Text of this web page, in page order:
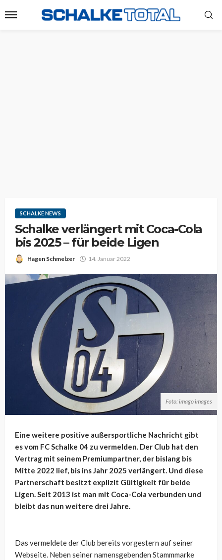
SCHALKE NEWS
Schalke verlängert mit Coca-Cola
bis 2025 – für beide Ligen
Hagen Schmelzer 14. Januar 2022
Foto: imago images
Eine weitere positive außersportliche Nachricht gibt
es vom FC Schalke 04 zu vermelden. Der Club hat den
Vertrag mit seinem Premiumpartner, der bislang bis
Mitte 2022 lief, bis ins Jahr 2025 verlängert. Und diese
Partnerschaft besitzt explizit Gültigkeit für beide
Ligen. Seit 2013 ist man mit Coca-Cola verbunden und
bleibt das nun weitere drei Jahre.
Das vermeldete der Club bereits vorgestern auf seiner
Webseite. Neben seiner namensgebenden Stammmarke